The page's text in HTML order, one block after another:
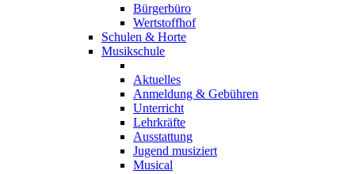
Bürgerbüro
Wertstoffhof
Schulen & Horte
Musikschule
Aktuelles
Anmeldung & Gebühren
Unterricht
Lehrkräfte
Ausstattung
Jugend musiziert
Musical